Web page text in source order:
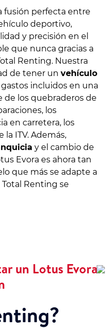
fusión perfecta entre
deportivo,
y precisión en el
que nunca gracias a
Renting. Nuestra
de tener un vehículo
incluidos en una
de los quebraderos de
los
en carretera, los
ITV. Además,
y el cambio de
Evora es ahora tan
que más se adapte a
Renting se
un Lotus Evora